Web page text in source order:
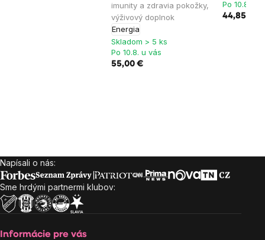
imunity a zdravia pokožky,
výživový doplnok
Energia
Skladom > 5 ks
Po 10.8. u vás
55,00 €
Po 10.8. u
44,85 €
Zápätie
Napísali o nás:
Sme hrdými partnermi klubov:
Informácie pre vás